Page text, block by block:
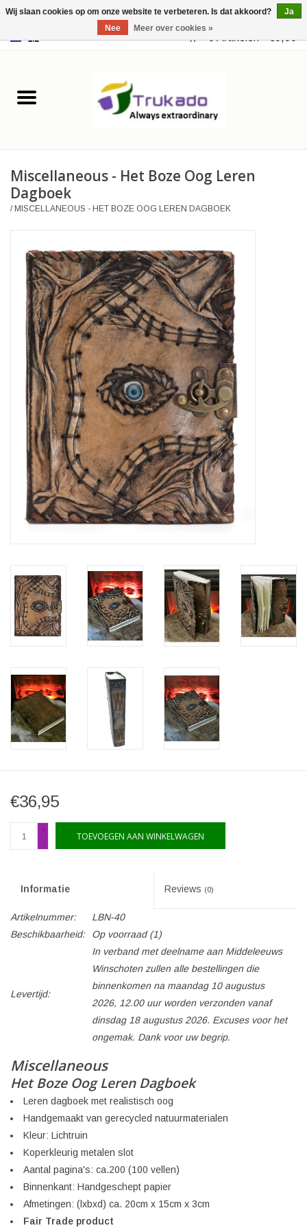
USD 0 Artikelen - €0,00
Leer
Merchandise
Gothic Steampunk
Tassen
Veronese Design
Giftware & Lifestyle &
Collectables
Bezoek ons
Nieuw
Aanbiedingen
Miscellaneous - Het Boze Oog Leren
Dagboek
/MISCELLANEOUS - HET BOZE OOG LEREN DAGBOEK
€36,95
+
-
TOEVOEGEN AAN WINKELWAGEN
Informatie Reviews (0)
Artikelnummer:
LBN-40
Beschikbaarheid:
Op voorraad(1)
Levertijd:
In verband met deelname aan Middeleeuws
Winschoten zullen alle bestellingen die
binnenkomen na maandag 10 augustus
2026, 12.00 uur worden verzonden vanaf
dinsdag 18 augustus 2026. Excuses voor het
ongemak. Dank voor uw begrip.
Miscellaneous
Het Boze Oog Leren Dagboek
Leren dagboek met realistisch oog
Handgemaakt van gerecycled natuurmaterialen
Kleur: Lichtruin
Koperkleurig metalen slot
Aantal pagina's: ca.200 (100 vellen)
Binnenkant: Handgeschept papier
Afmetingen: (lxbxd) ca. 20cm x 15cm x 3cm
Fair Trade product
Wij slaan cookies op om onze website te verbeteren. Is dat akkoord?
Ja
Nee
Meer over cookies »